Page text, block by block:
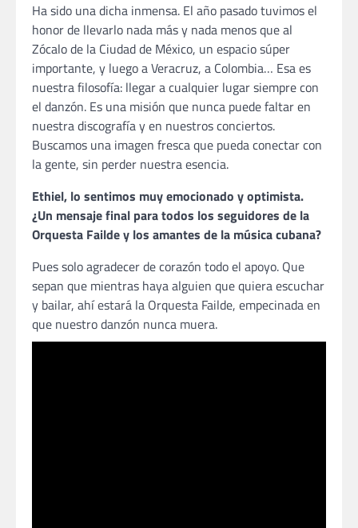
Ha sido una dicha inmensa. El año pasado tuvimos el
honor de llevarlo nada más y nada menos que al
Zócalo de la Ciudad de México, un espacio súper
importante, y luego a Veracruz, a Colombia… Esa es
nuestra filosofía: llegar a cualquier lugar siempre con
el danzón. Es una misión que nunca puede faltar en
nuestra discografía y en nuestros conciertos.
Buscamos una imagen fresca que pueda conectar con
la gente, sin perder nuestra esencia.
Ethiel, lo sentimos muy emocionado y optimista.
¿Un mensaje final para todos los seguidores de la
Orquesta Failde y los amantes de la música cubana?
Pues solo agradecer de corazón todo el apoyo. Que
sepan que mientras haya alguien que quiera escuchar
y bailar, ahí estará la Orquesta Failde, empecinada en
que nuestro danzón nunca muera.